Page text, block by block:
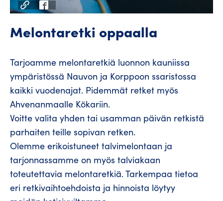
Melontaretki oppaalla
Tarjoamme melontaretkiä luonnon kauniissa
ympäristössä Nauvon ja Korppoon ssaristossa
kaikki vuodenajat. Pidemmät retket myös
Ahvenanmaalle Kökariin.
Voitte valita yhden tai usamman päivän retkistä
parhaiten teille sopivan retken.
Olemme erikoistuneet talvimelontaan ja
tarjonnassamme on myös talviakaan
toteutettavia melontaretkiä. Tarkempaa tietoa
eri retkivaihtoehdoista ja hinnoista löytyy